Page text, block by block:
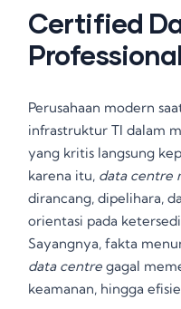
Certified
Perusahaan modern
infrastruktur TI dalam
yang kritis langsung
karena itu, data centre
dirancang, dipelihara,
orientasi pada
Sayangnya, fakta
data centre gagal
keamanan, hingga